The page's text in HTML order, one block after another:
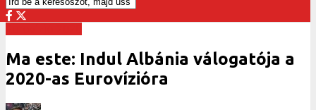
Ma este: Indul Albánia válogatója a
2020-as Eurovízióra